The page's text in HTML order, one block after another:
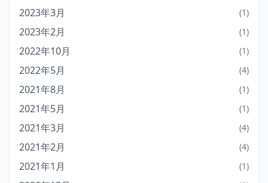
2023年3月 (1)
2023年2月 (1)
2022年10月 (1)
2022年5月 (4)
2021年8月 (1)
2021年5月 (1)
2021年3月 (4)
2021年2月 (4)
2021年1月 (1)